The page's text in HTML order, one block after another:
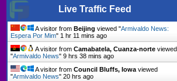
Live Traffic Feed
A visitor from Beijing viewed "Armivaldo News:
Espera Por Mim" 1 hr 11 mins ago
A visitor fromCamabatela, Cuanza-norte viewed
"Armivaldo News"9 hrs 39 mins ago
A visitor fromCouncil Bluffs, Iowa viewed
"Armivaldo News"20 hrs ago